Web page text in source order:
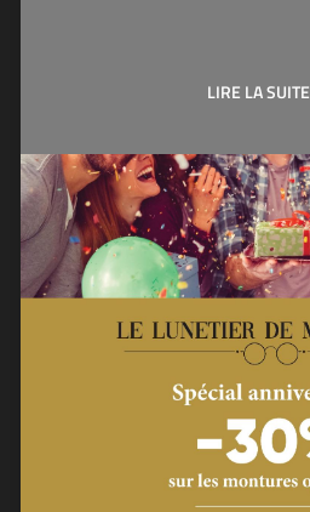
LIRE LA SUITE